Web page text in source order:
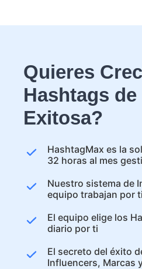
Quieres
Hashtags
Exitosa?
HashtagMax es la
32 horas al mes
Nuestro sistema de
equipo trabajan por ti
El equipo elige los
diario por ti
El secreto del éxito
Influencers, Marcas